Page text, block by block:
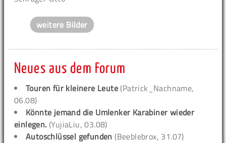
weitere Bilder
Neues aus dem Forum
Touren für kleinere Leute (Patrick_Nachname,
06.08)
Könnte jemand die Umlenker Karabiner wieder
einlegen. (YujiaLiu, 03.08)
Autoschlüssel gefunden (Beeblebrox, 31.07)